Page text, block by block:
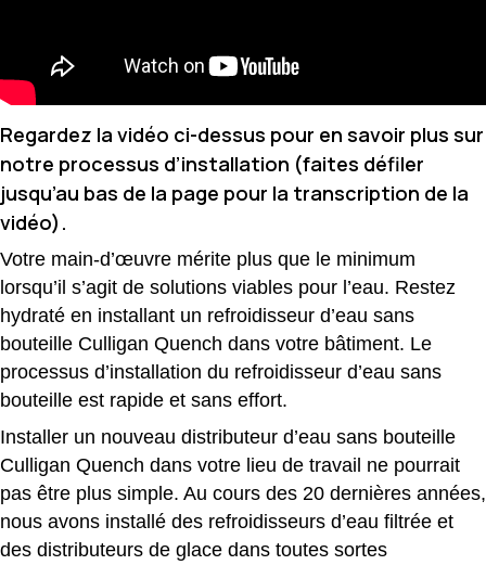
Regardez la vidéo ci-dessus pour en savoir plus sur
notre processus d’installation (faites défiler
jusqu’au bas de la page pour la transcription de la
vidéo).
Votre main-d’œuvre mérite plus que le minimum
lorsqu’il s’agit de solutions viables pour l’eau. Restez
hydraté en installant un refroidisseur d’eau sans
bouteille Culligan Quench dans votre bâtiment. Le
processus d’installation du refroidisseur d’eau sans
bouteille est rapide et sans effort.
Installer un nouveau distributeur d’eau sans bouteille
Culligan Quench dans votre lieu de travail ne pourrait
pas être plus simple. Au cours des 20 dernières années,
nous avons installé des refroidisseurs d’eau filtrée et
des distributeurs de glace dans toutes sortes